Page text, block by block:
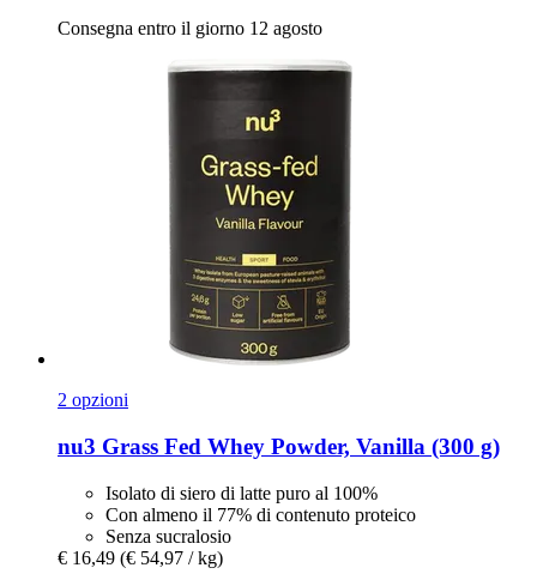
Consegna entro il giorno 12 agosto
2 opzioni
nu3 Grass Fed Whey Powder, Vanilla (300 g)
Isolato di siero di latte puro al 100%
Con almeno il 77% di contenuto proteico
Senza sucralosio
€ 16,49 (€ 54,97 / kg)